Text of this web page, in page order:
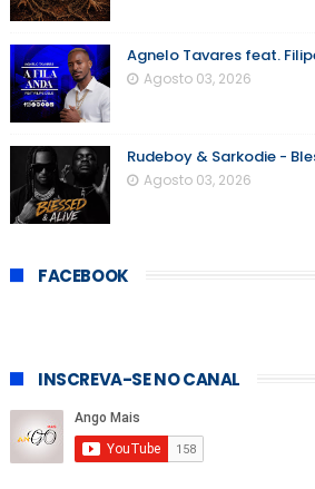
Agnelo Tavares feat.
Agosto 03, 2026
Rudeboy & Sarkodie -
Agosto 03, 2026
FACEBOOK
INSCREVA-SE NO CANAL